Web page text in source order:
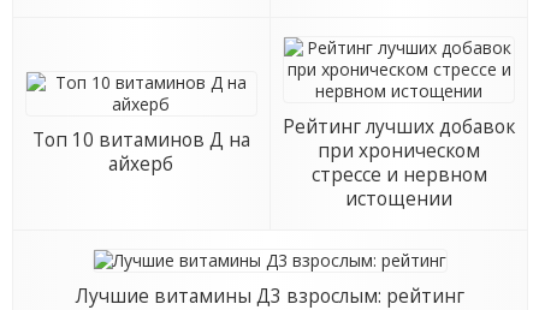
Топ 10 витаминов Д на
айхерб
Рейтинг лучших добавок
при хроническом
стрессе и нервном
истощении
Лучшие витамины Д3 взрослым: рейтинг